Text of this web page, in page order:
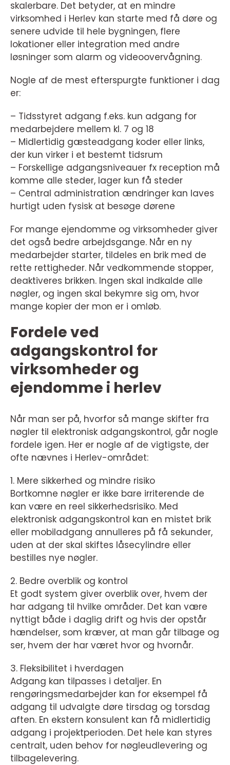
skalerbare. Det betyder, at en mindre
virksomhed i Herlev kan starte med få døre og
senere udvide til hele bygningen, flere
lokationer eller integration med andre
løsninger som alarm og videoovervågning.
Nogle af de mest efterspurgte funktioner i dag
er:
– Tidsstyret adgang f.eks. kun adgang for
medarbejdere mellem kl. 7 og 18
– Midlertidig gæsteadgang koder eller links,
der kun virker i et bestemt tidsrum
– Forskellige adgangsniveauer fx reception må
komme alle steder, lager kun få steder
– Central administration ændringer kan laves
hurtigt uden fysisk at besøge dørene
For mange ejendomme og virksomheder giver
det også bedre arbejdsgange. Når en ny
medarbejder starter, tildeles en brik med de
rette rettigheder. Når vedkommende stopper,
deaktiveres brikken. Ingen skal indkalde alle
nøgler, og ingen skal bekymre sig om, hvor
mange kopier der mon er i omløb.
Fordele ved
adgangskontrol for
virksomheder og
ejendomme i herlev
Når man ser på, hvorfor så mange skifter fra
nøgler til elektronisk adgangskontrol, går nogle
fordele igen. Her er nogle af de vigtigste, der
ofte nævnes i Herlev-området:
1. Mere sikkerhed og mindre risiko
Bortkomne nøgler er ikke bare irriterende de
kan være en reel sikkerhedsrisiko. Med
elektronisk adgangskontrol kan en mistet brik
eller mobiladgang annulleres på få sekunder,
uden at der skal skiftes låsecylindre eller
bestilles nye nøgler.
2. Bedre overblik og kontrol
Et godt system giver overblik over, hvem der
har adgang til hvilke områder. Det kan være
nyttigt både i daglig drift og hvis der opstår
hændelser, som kræver, at man går tilbage og
ser, hvem der har været hvor og hvornår.
3. Fleksibilitet i hverdagen
Adgang kan tilpasses i detaljer. En
rengøringsmedarbejder kan for eksempel få
adgang til udvalgte døre tirsdag og torsdag
aften. En ekstern konsulent kan få midlertidig
adgang i projektperioden. Det hele kan styres
centralt, uden behov for nøgleudlevering og
tilbagelevering.